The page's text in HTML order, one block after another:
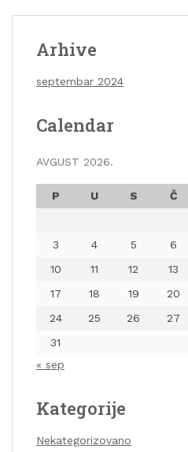
Arhive
septembar 2024
Calendar
AVGUST 2026.
P U S Č
3
4 5 6
10
11 12 13
17
18 19 20
24
25 26 27
31
« sep
Kategorije
Nekategorizovano